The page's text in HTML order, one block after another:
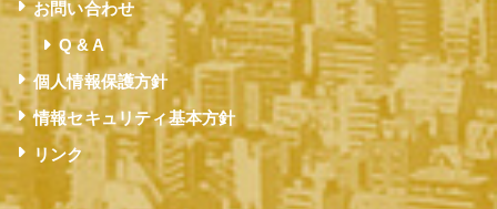
お問い合わせ
Q & A
個人情報保護方針
情報セキュリティ基本方針
リンク